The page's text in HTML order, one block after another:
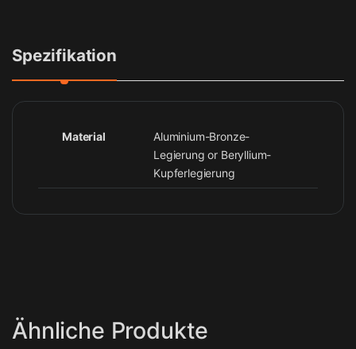
Spezifikation
Material
Aluminium-Bronze-
Legierung or Beryllium-
Kupferlegierung
Ähnliche Produkte